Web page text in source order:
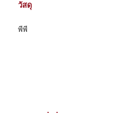
วัสดุ
พีพี